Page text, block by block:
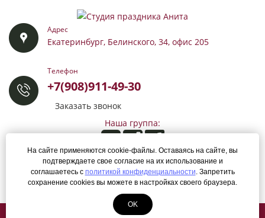
Адрес
Екатеринбург, Белинского, 34, офис 205
Телефон
+7(908)911-49-30
Заказать звонок
Наша группа:
Разработка сайта:
ЛегионА
На сайте применяются cookie-файлы. Оставаясь на сайте, вы
подтверждаете свое согласие на их использование и
соглашаетесь с политикой конфиденциальности. Запретить
сохранение cookies вы можете в настройках своего браузера.
OK